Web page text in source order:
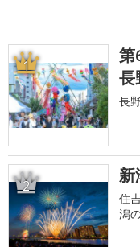
1
第
長
長
2 新
住
潟